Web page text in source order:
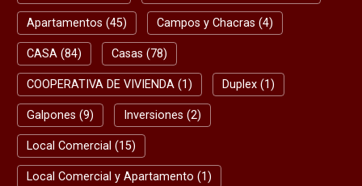
Apartamentos (45) Campos y Chacras (4)
CASA (84) Casas (78)
COOPERATIVA DE VIVIENDA (1) Duplex (1)
Galpones (9) Inversiones (2)
Local Comercial (15)
Local Comercial y Apartamento (1)